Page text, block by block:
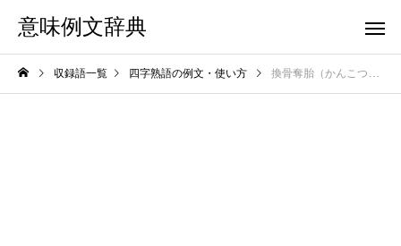
意味例文辞典
収録語一覧 四字熟語の例文・使い方 換骨奪胎（かんこつだったい）